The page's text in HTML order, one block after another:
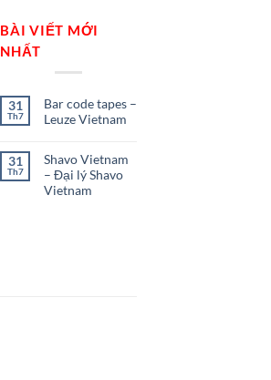
BÀI VIẾT MỚI
NHẤT
31
Th7
Bar code tapes –
Leuze Vietnam
31
Th7
Shavo Vietnam
– Đại lý Shavo
Vietnam